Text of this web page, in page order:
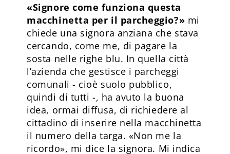
«Signore come funziona questa
macchinetta per il parcheggio?» mi
chiede una signora anziana che stava
cercando, come me, di pagare la
sosta nelle righe blu. In quella città
l’azienda che gestisce i parcheggi
comunali - cioè suolo pubblico,
quindi di tutti -, ha avuto la buona
idea, ormai diffusa, di richiedere al
cittadino di inserire nella macchinetta
il numero della targa. «Non me la
ricordo», mi dice la signora. Mi indica